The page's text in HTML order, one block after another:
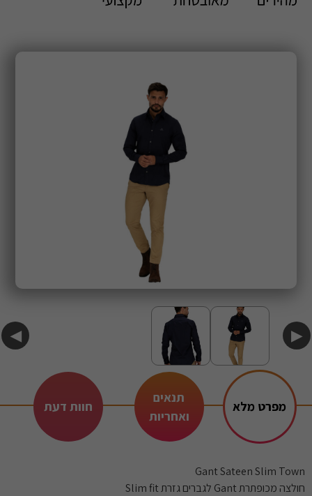
◀ ▶
מפרט מלא
תנאים
ואחריות
חוות דעת
Gant Sateen Slim Town
חולצה מכופתרת Gant לגברים גזרת Slim fit